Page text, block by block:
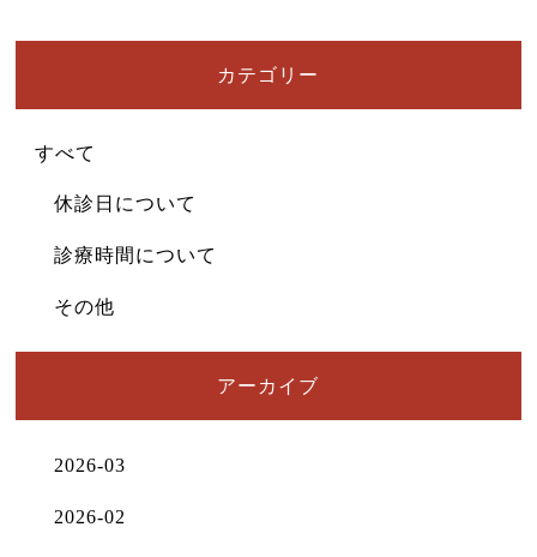
カテゴリー
すべて
休診日について
診療時間について
その他
アーカイブ
2026-03
2026-02